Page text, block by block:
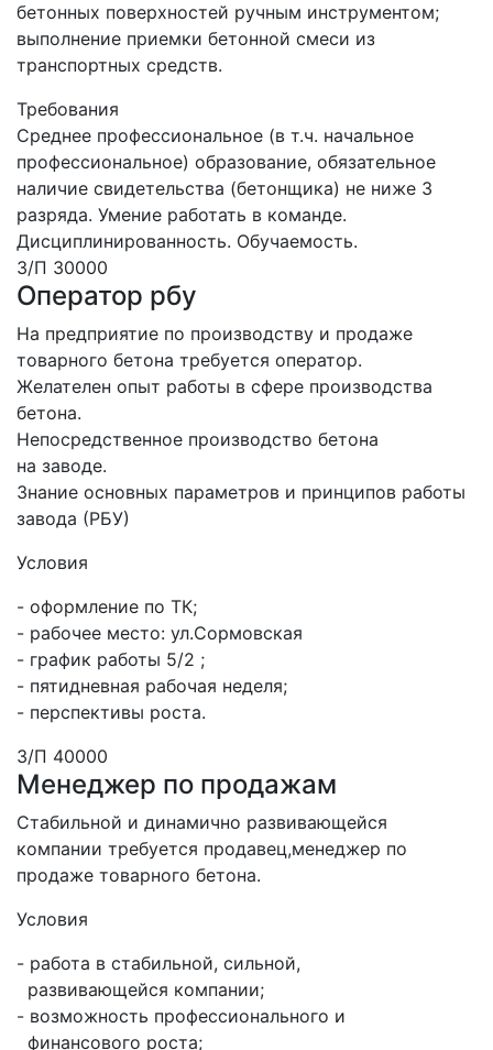
бетонных поверхностей ручным инструментом;
выполнение приемки бетонной смеси из
транспортных средств.
Требования
Среднее профессиональное (в т.ч. начальное
профессиональное) образование, обязательное
наличие свидетельства (бетонщика) не ниже 3
разряда. Умение работать в команде.
Дисциплинированность. Обучаемость.
З/П 30000
Оператор рбу
На предприятие по производству и продаже
товарного бетона требуется оператор.
Желателен опыт работы в сфере производства
бетона.
Непосредственное производство бетона
на заводе.
Знание основных параметров и принципов работы
завода (РБУ)
Условия
- оформление по ТК;
- рабочее место: ул.Сормовская
- график работы 5/2 ;
- пятидневная рабочая неделя;
- перспективы роста.
З/П 40000
Менеджер по продажам
Стабильной и динамично развивающейся
компании требуется продавец,менеджер по
продаже товарного бетона.
Условия
- работа в стабильной, сильной,
развивающейся компании;
- возможность профессионального и
финансового роста;